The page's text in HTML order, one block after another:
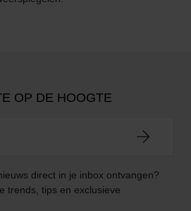
OP DE HOOGTE
direct in je inbox ontvangen?
trends, tips en exclusieve